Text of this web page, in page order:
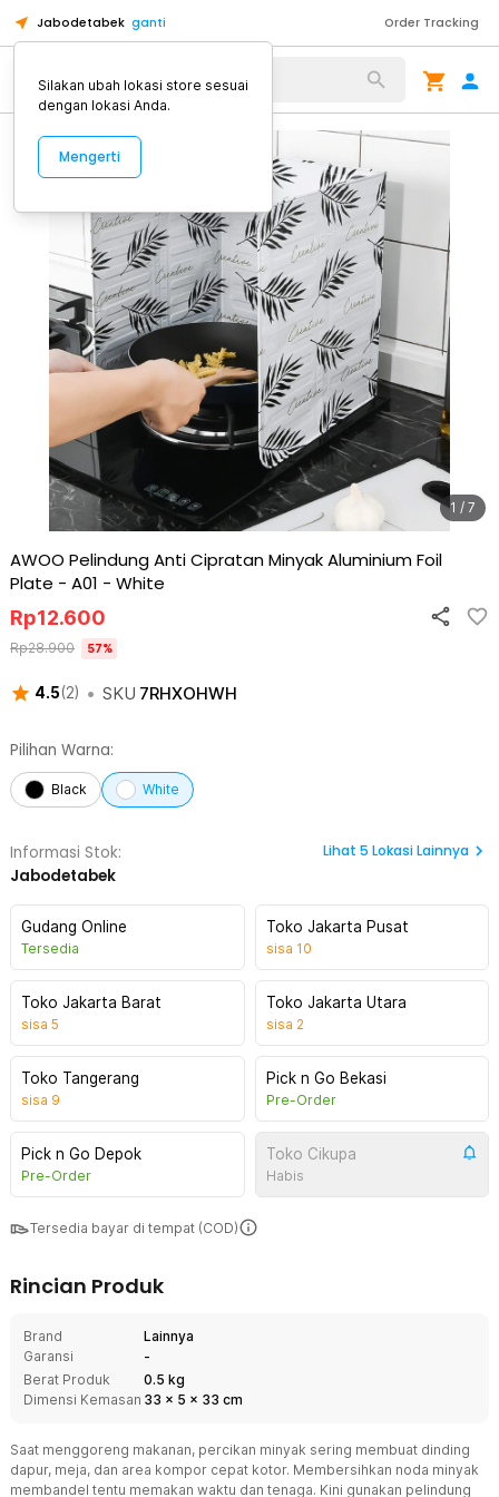
Jabodetabek ganti Order Tracking
Alat Kopi
1 / 7
AWOO Pelindung Anti Cipratan Minyak Aluminium Foil
Plate - A01 - White
4.5(2) • SKU 7RHXOHWH
Rp12.600
Rp28.900 57%
Pilihan Warna:
Black White
Informasi Stok:
Jabodetabek
Lihat 5 Lokasi Lainnya
Gudang Online
Tersedia
Toko Jakarta Pusat
sisa 10
Toko Jakarta Barat
sisa 5
Toko Jakarta Utara
sisa 2
Toko Tangerang
sisa 9
Pick n Go Bekasi
Pre-Order
Pick n Go Depok
Pre-Order
Toko Cikupa
Habis
Tersedia bayar di tempat (COD)
Rincian Produk
Brand
Lainnya
Garansi
-
Berat Produk
0.5 kg
Dimensi Kemasan 33 x 5 x 33 cm
Saat menggoreng makanan, percikan minyak sering membuat dinding
dapur, meja, dan area kompor cepat kotor. Membersihkan noda minyak
membandel tentu memakan waktu dan tenaga. Kini gunakan pelindung
Silakan ubah lokasi store sesuai
dengan lokasi Anda.
Mengerti